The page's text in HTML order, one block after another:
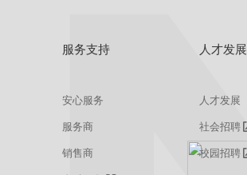
服务支持
安心服务
服务商
销售商
人才发展
人才发展
社会招聘
校园招聘